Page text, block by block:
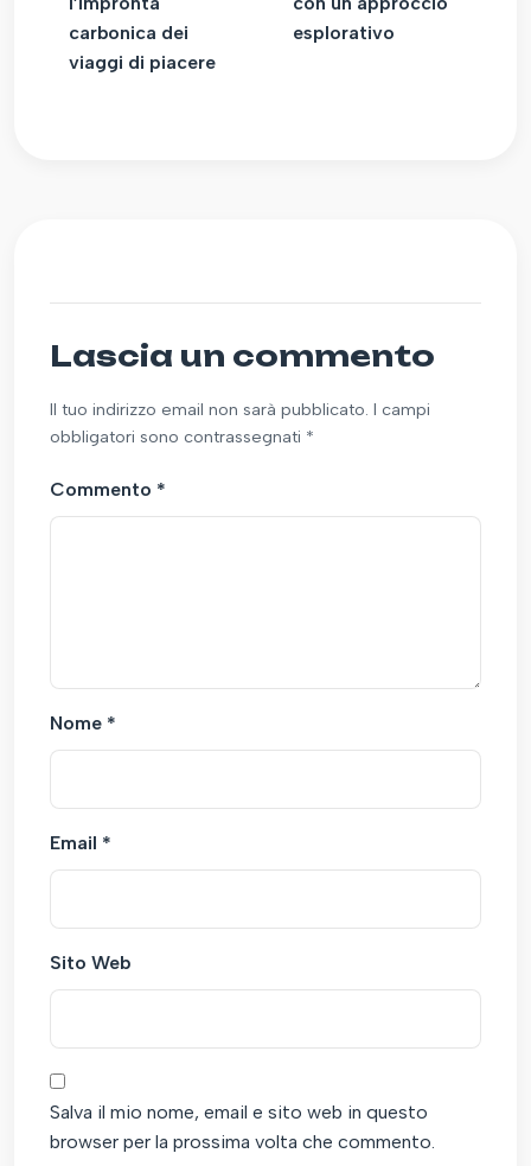
carbonica dei
viaggi di piacere
esplorativo
Lascia un commento
Il tuo indirizzo email non sarà pubblicato. I campi
obbligatori sono contrassegnati *
Commento *
Nome *
Email *
Sito Web
Salva il mio nome, email e sito web in questo
browser per la prossima volta che commento.